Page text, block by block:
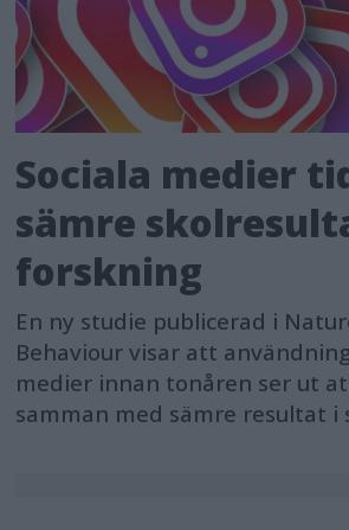
Sociala medier
sämre
forskning
En ny studie publicerad i
Behaviour visar att
medier innan tonåren ser ut
samman med sämre resultat i